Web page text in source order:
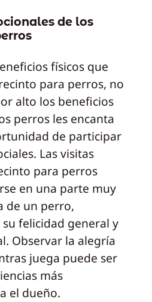
de los
físicos que
para perros, no
alto los beneficios
perros les encanta
de participar
Las visitas
para perros
en una parte muy
de un perro,
felicidad general y
Observar la alegría
juega puede ser
más
el dueño.